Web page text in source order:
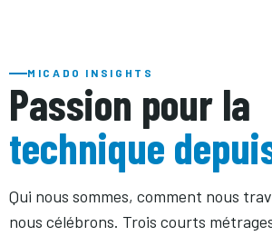
MICADO INSIGHTS
Passion pour la
technique
Qui nous sommes, comment nous
nous célébrons. Trois courts